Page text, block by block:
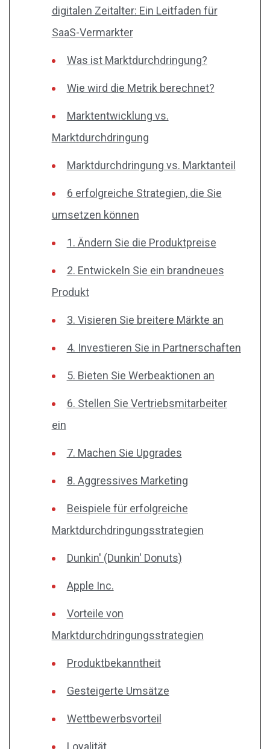
digitalen Zeitalter: Ein Leitfaden für
SaaS-Vermarkter
Was ist Marktdurchdringung?
Wie wird die Metrik berechnet?
Marktentwicklung vs.
Marktdurchdringung
Marktdurchdringung vs. Marktanteil
6 erfolgreiche Strategien, die Sie
umsetzen können
1. Ändern Sie die Produktpreise
2. Entwickeln Sie ein brandneues
Produkt
3. Visieren Sie breitere Märkte an
4. Investieren Sie in Partnerschaften
5. Bieten Sie Werbeaktionen an
6. Stellen Sie Vertriebsmitarbeiter
ein
7. Machen Sie Upgrades
8. Aggressives Marketing
Beispiele für erfolgreiche
Marktdurchdringungsstrategien
Dunkin' (Dunkin' Donuts)
Apple Inc.
Vorteile von
Marktdurchdringungsstrategien
Produktbekanntheit
Gesteigerte Umsätze
Wettbewerbsvorteil
Loyalität